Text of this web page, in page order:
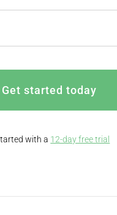
Get started today
with a 12-day free trial